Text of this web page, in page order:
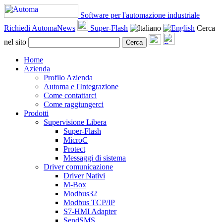
Software per l'automazione industriale
Richiedi AutomaNews
Super-Flash
Cerca
nel sito
Cerca
Home
Azienda
Profilo Azienda
Automa e l'Integrazione
Come contattarci
Come raggiungerci
Prodotti
Supervisione Libera
Super-Flash
MicroC
Protect
Messaggi di sistema
Driver comunicazione
Driver Nativi
M-Box
Modbus32
Modbus TCP/IP
S7-HMI Adapter
SendSMS